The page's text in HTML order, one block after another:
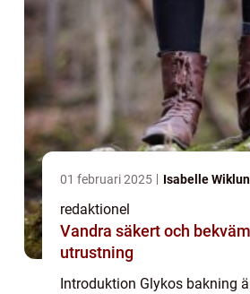
01 februari 2025 Isabelle
redaktionel
Vandra säkert och
utrustning
Introduktion Glykos bakning